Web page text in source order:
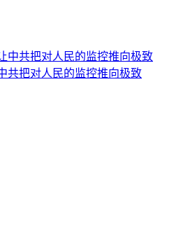
共把对人民的监控推向极致